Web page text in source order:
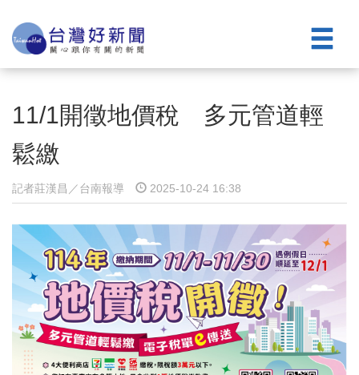
11/1開徵地價稅 多元管道輕
鬆繳
記者莊漢昌／台南報導 2025-10-24 16:38